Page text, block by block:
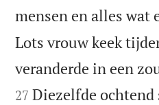
mensen en alles wat
Lots vrouw keek
veranderde in een
27 Diezelfde